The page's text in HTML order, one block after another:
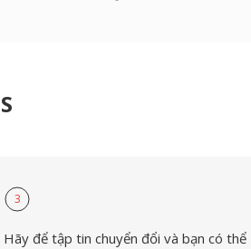
3
Hãy để tập tin chuyển đổi và bạn có thể